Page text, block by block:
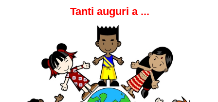
Tanti auguri a ...